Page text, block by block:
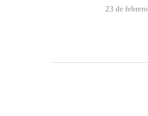
23 de febrero